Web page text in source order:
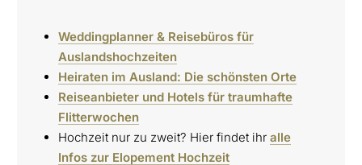
Weddingplanner & Reisebüros für
Auslandshochzeiten
Heiraten im Ausland: Die schönsten Orte
Reiseanbieter und Hotels für traumhafte
Flitterwochen
Hochzeit nur zu zweit? Hier findet ihr alle
Infos zur Elopement Hochzeit